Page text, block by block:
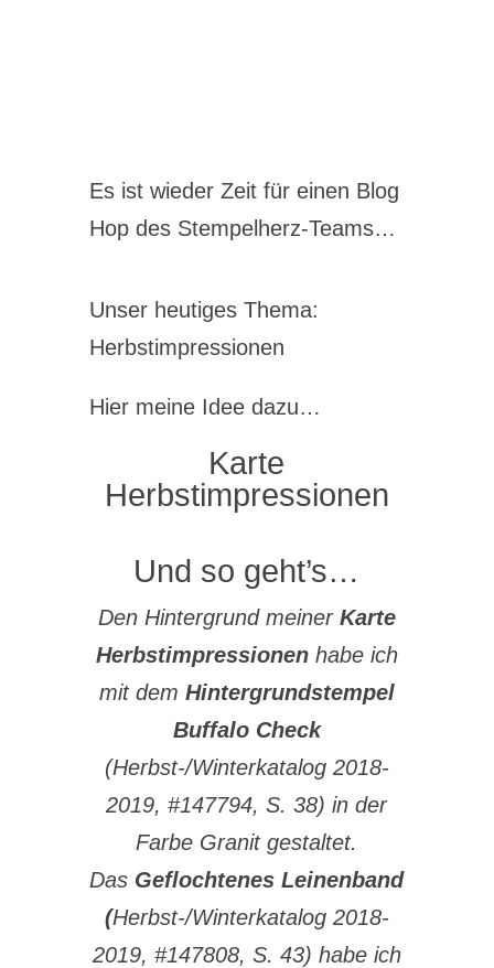
Es ist wieder Zeit für einen Blog
Hop des Stempelherz-Teams…
Unser heutiges Thema:
Herbstimpressionen
Hier meine Idee dazu…
Karte
Herbstimpressionen
Und so geht’s…
Den Hintergrund meiner Karte
Herbstimpressionenhabe ich
mit dem Hintergrundstempel
Buffalo Check
(Herbst-/Winterkatalog 2018-
2019, #147794, S. 38) in der
Farbe Granit gestaltet.
Das Geflochtenes Leinenband
(Herbst-/Winterkatalog 2018-
2019, #147808, S. 43) habe ich